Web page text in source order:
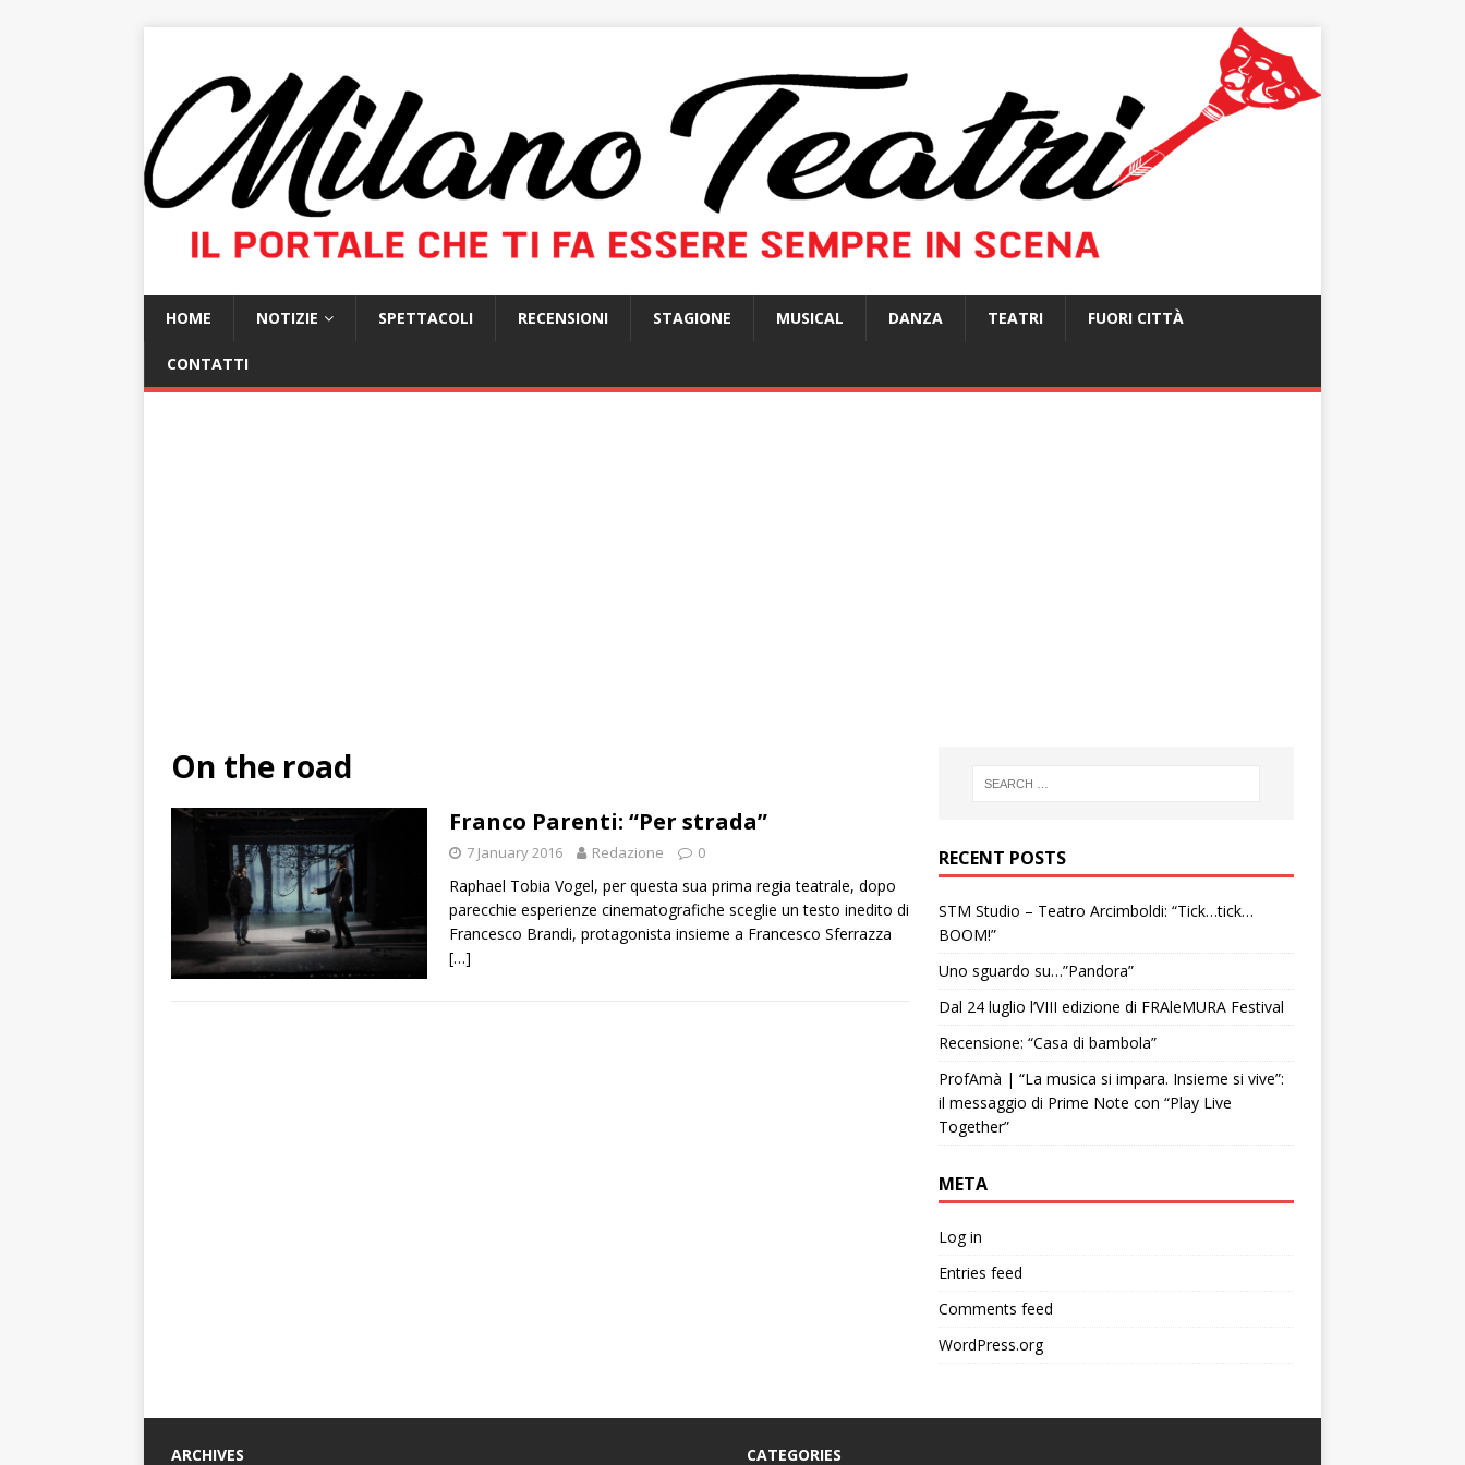
HOME NOTIZIE SPETTACOLI RECENSIONI STAGIONE MUSICAL DANZA TEATRI FUORI CITTÀ
CONTATTI
On the road
Franco Parenti: “Per strada”
7 January 2016 Redazione 0
Raphael Tobia Vogel, per questa sua prima regia teatrale, dopo
parecchie esperienze cinematografiche sceglie un testo inedito di
Francesco Brandi, protagonista insieme a Francesco Sferrazza
[…]
RECENT POSTS
STM Studio – Teatro Arcimboldi: “Tick…tick…
BOOM!”
Uno sguardo su…”Pandora”
Dal 24 luglio l’VIII edizione di FRAleMURA Festival
Recensione: “Casa di bambola”
ProfAmà | “La musica si impara. Insieme si vive”:
il messaggio di Prime Note con “Play Live
Together”
META
Log in
Entries feed
Comments feed
WordPress.org
ARCHIVES CATEGORIES